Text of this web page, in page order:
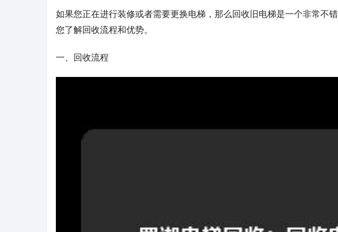
如果您正在进行装修或者需要更换电梯，那么回收旧电梯是一个非常不
您了解回收流程和优势。
一、回收流程